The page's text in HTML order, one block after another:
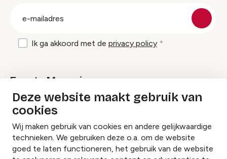
Deze website maakt gebruik van
cookies
Wij maken gebruik van cookies en andere gelijkwaardige
technieken. We gebruiken deze o.a. om de website
goed te laten functioneren, het gebruik van de website
Ik ga akkoord met de privacy policy
Events Magazine
Ik ontvang graag Events Magazine